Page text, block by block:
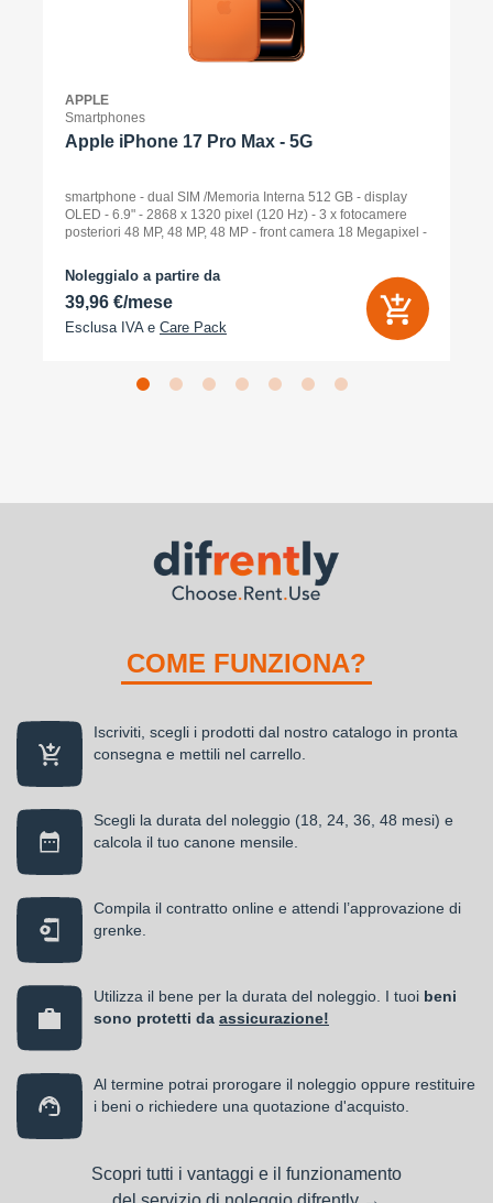
APPLE
Smartphones
Apple iPhone 17 Pro Max - 5G
smartphone - dual SIM /Memoria Interna 512 GB - display
OLED - 6.9" - 2868 x 1320 pixel (120 Hz) - 3 x fotocamere
posteriori 48 MP, 48 MP, 48 MP - front camera 18 Megapixel -
Noleggialo a partire da
39,96 €/mese
Esclusa IVA e Care Pack
COME FUNZIONA?
Iscriviti, scegli i prodotti dal nostro catalogo in pronta
consegna e mettili nel carrello.
Scegli la durata del noleggio (18, 24, 36, 48 mesi) e
calcola il tuo canone mensile.
Compila il contratto online e attendi l’approvazione di
grenke.
Utilizza il bene per la durata del noleggio. I tuoi beni
sono protetti da assicurazione!
Al termine potrai prorogare il noleggio oppure restituire
i beni o richiedere una quotazione d'acquisto.
Scopri tutti i vantaggi e il funzionamento